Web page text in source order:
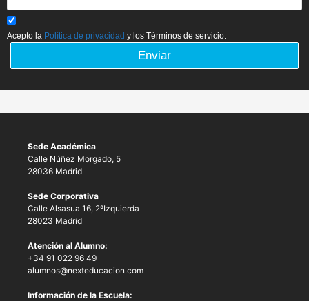
Acepto la Política de privacidad y los Términos de servicio.
Enviar
Sede Académica
Calle Núñez Morgado, 5
28036 Madrid
Sede Corporativa
Calle Alsasua 16, 2ºIzquierda
28023 Madrid
Atención al Alumno:
+34 91 022 96 49
alumnos@nexteducacion.com
Información de la Escuela: